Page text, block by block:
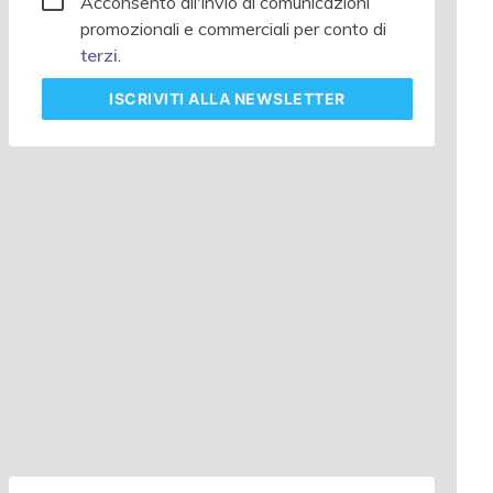
promozionali e commerciali per conto di
terzi.
ISCRIVITIALLA NEWSLETTER